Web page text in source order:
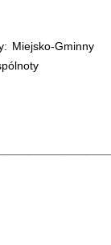
Miejsko-Gminny